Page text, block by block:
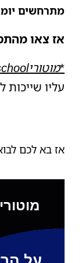
מתרחשים
אז צאו
*מוטוריschool
עליו שייכות
אז בא לכם
מוטורי